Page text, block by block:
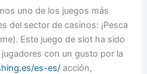
uno de los juegos más
del sector de casinos: ¡Pesca
Este juego de slot ha sido
con un gusto por la
es-es/ acción,